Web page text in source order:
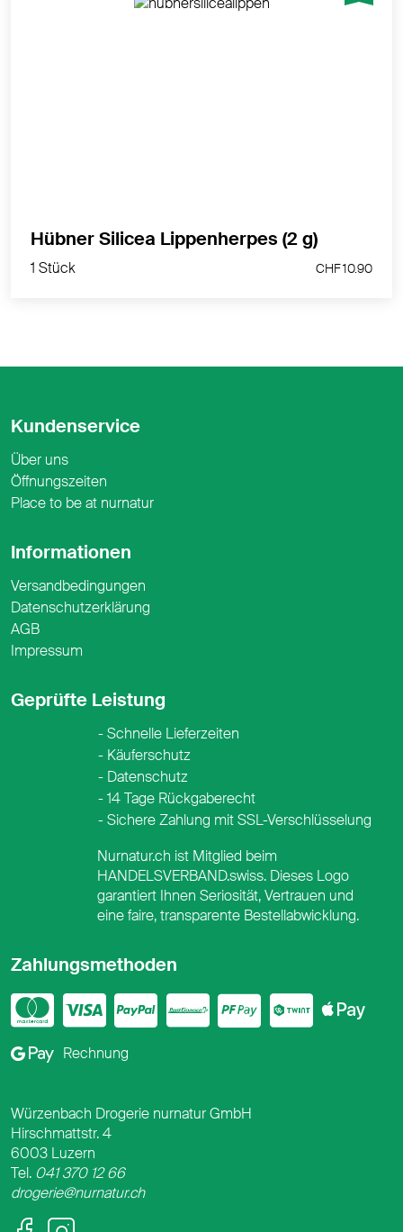
1 Stück
Hübner Silicea Lippenherpes (2 g)
1 Stück CHF 10.90
Kundenservice
Über uns
Öffnungszeiten
Place to be at nurnatur
Informationen
Versandbedingungen
Datenschutzerklärung
AGB
Impressum
Geprüfte Leistung
Schnelle Lieferzeiten
Käuferschutz
Datenschutz
14 Tage Rückgaberecht
Sichere Zahlung mit SSL-Verschlüsselung
Zahlungsmethoden
Mastercard
VisaPayPal
PostFinance
Twint
Google Pay
Rechnung
Nurnatur.ch ist Mitglied beim
HANDELSVERBAND.swiss. Dieses Logo
garantiert Ihnen Seriosität, Vertrauen und
eine faire, transparente Bestellabwicklung.
Würzenbach Drogerie nurnatur GmbH
Hirschmattstr. 4
6003 Luzern
Tel. 041 370 12 66
drogerie@nurnatur.ch